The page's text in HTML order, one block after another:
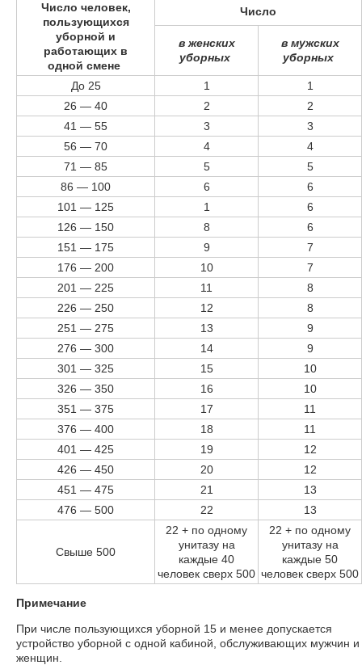
Число человек,
пользующихся
уборной и
работающих в
одной смене
Число
в женских
уборных
в мужских
уборных
До 25 1
1
26 — 40
2
2
41 — 55
3
3
56 — 70
4
4
71 — 85
5
5
86 — 100
6
6
101 — 125
1
6
126 — 150
8
6
151 — 175
9
7
176 — 200
10
7
201 — 225
11
8
226 — 250
12
8
251 — 275
13
9
276 — 300
14
9
301 — 325
15
10
326 — 350
16
10
351 — 375
17
11
376 — 400
18
11
401 — 425
19
12
426 — 450
20
12
451 — 475
21
13
476 — 500
22 13
Свыше 500
22 + по одному
унитазу на
каждые 40
человек сверх 500
22 + по одному
унитазу на
каждые 50
человек сверх 500
Примечание
При числе пользующихся уборной 15 и менее допускается
устройство уборной с одной кабиной, обслуживающих мужчин и
женщин.